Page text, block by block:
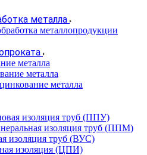
металла
металлопродукции
металла
металла
металла
изоляция труб (ППУ)
изоляция труб (ППМ)
изоляция труб (ВУС)
изоляция (ЦПИ)